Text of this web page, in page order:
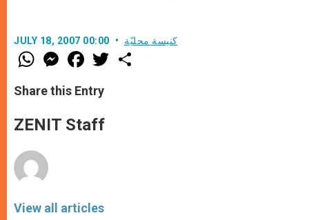
JULY 18, 2007 00:00 كنيسة محليّة
W
h
t
s
p
p
M
e
s
e
g
e
F
a
e
b
o
k
w
Share this Entry
ZENIT Staff
View all articles